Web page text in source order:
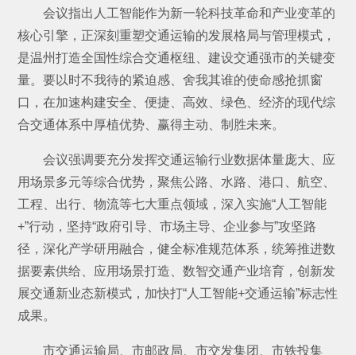
会议指出人工智能作为新一轮科技革命和产业变革的
核心引擎，正深刻重塑交通运输的发展格局与管理模式，
是温州打造全国性综合交通枢纽、建设交通强市的关键变
量。要以时不我待的紧迫感、舍我其谁的使命感抢抓窗
口，在加速构建安全、便捷、高效、绿色、经济的现代综
合交通体系中厚植优势、赢得主动、制胜未来。
会议强调要充分发挥交通运输行业数据体量庞大、应
用场景多元等综合优势，聚焦公路、水路、港口、航空、
工程、出行、物流等七大重点领域，深入实施“人工智能
+”行动，坚持“政府引导、市场主导、企业参与”攻坚路
径，深化产学研用融合，健全标准规范体系，统筹推进数
据要素供给、应用场景打造、数智交通产业培育，创新发
展交通新业态新模式，加快打“人工智能+交通运输”标志性
成果。
市交通运输局、市邮政局、市交发集团、市铁投集